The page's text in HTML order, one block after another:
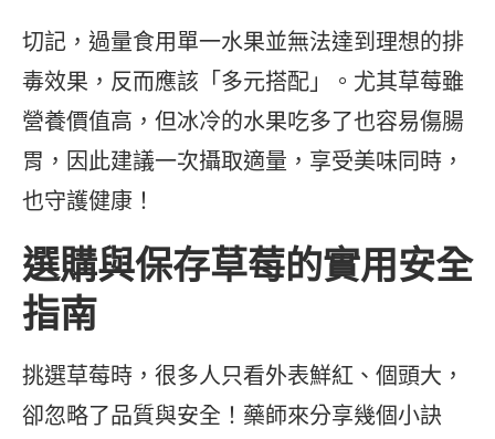
切記，過量食用單一水果並無法達到理想的排
毒效果，反而應該「多元搭配」。尤其草莓雖
營養價值高，但冰冷的水果吃多了也容易傷腸
胃，因此建議一次攝取適量，享受美味同時，
也守護健康！
選購與保存草莓的實用安全
指南
挑選草莓時，很多人只看外表鮮紅、個頭大，
卻忽略了品質與安全！藥師來分享幾個小訣